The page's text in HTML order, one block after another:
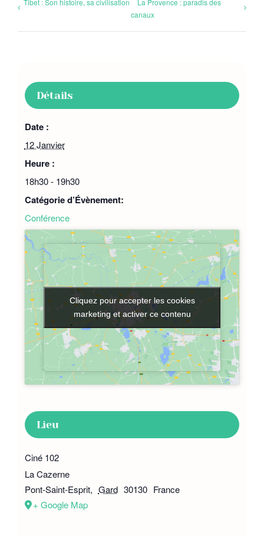
Tibet : Son histoire, sa civilisation
La Provence : paradis des
canaux
Détails
Date :
12 Janvier
Heure :
18h30 - 19h30
Catégorie d’Évènement:
Conférence
Lieu
Ciné 102
La Cazerne
Pont-Saint-Esprit, Gard 30130 France
+ Google Map
Cliquez pour accepter les cookies
marketing et activer ce contenu
Cliquez pour accepter les cookies
marketing et activer ce contenu